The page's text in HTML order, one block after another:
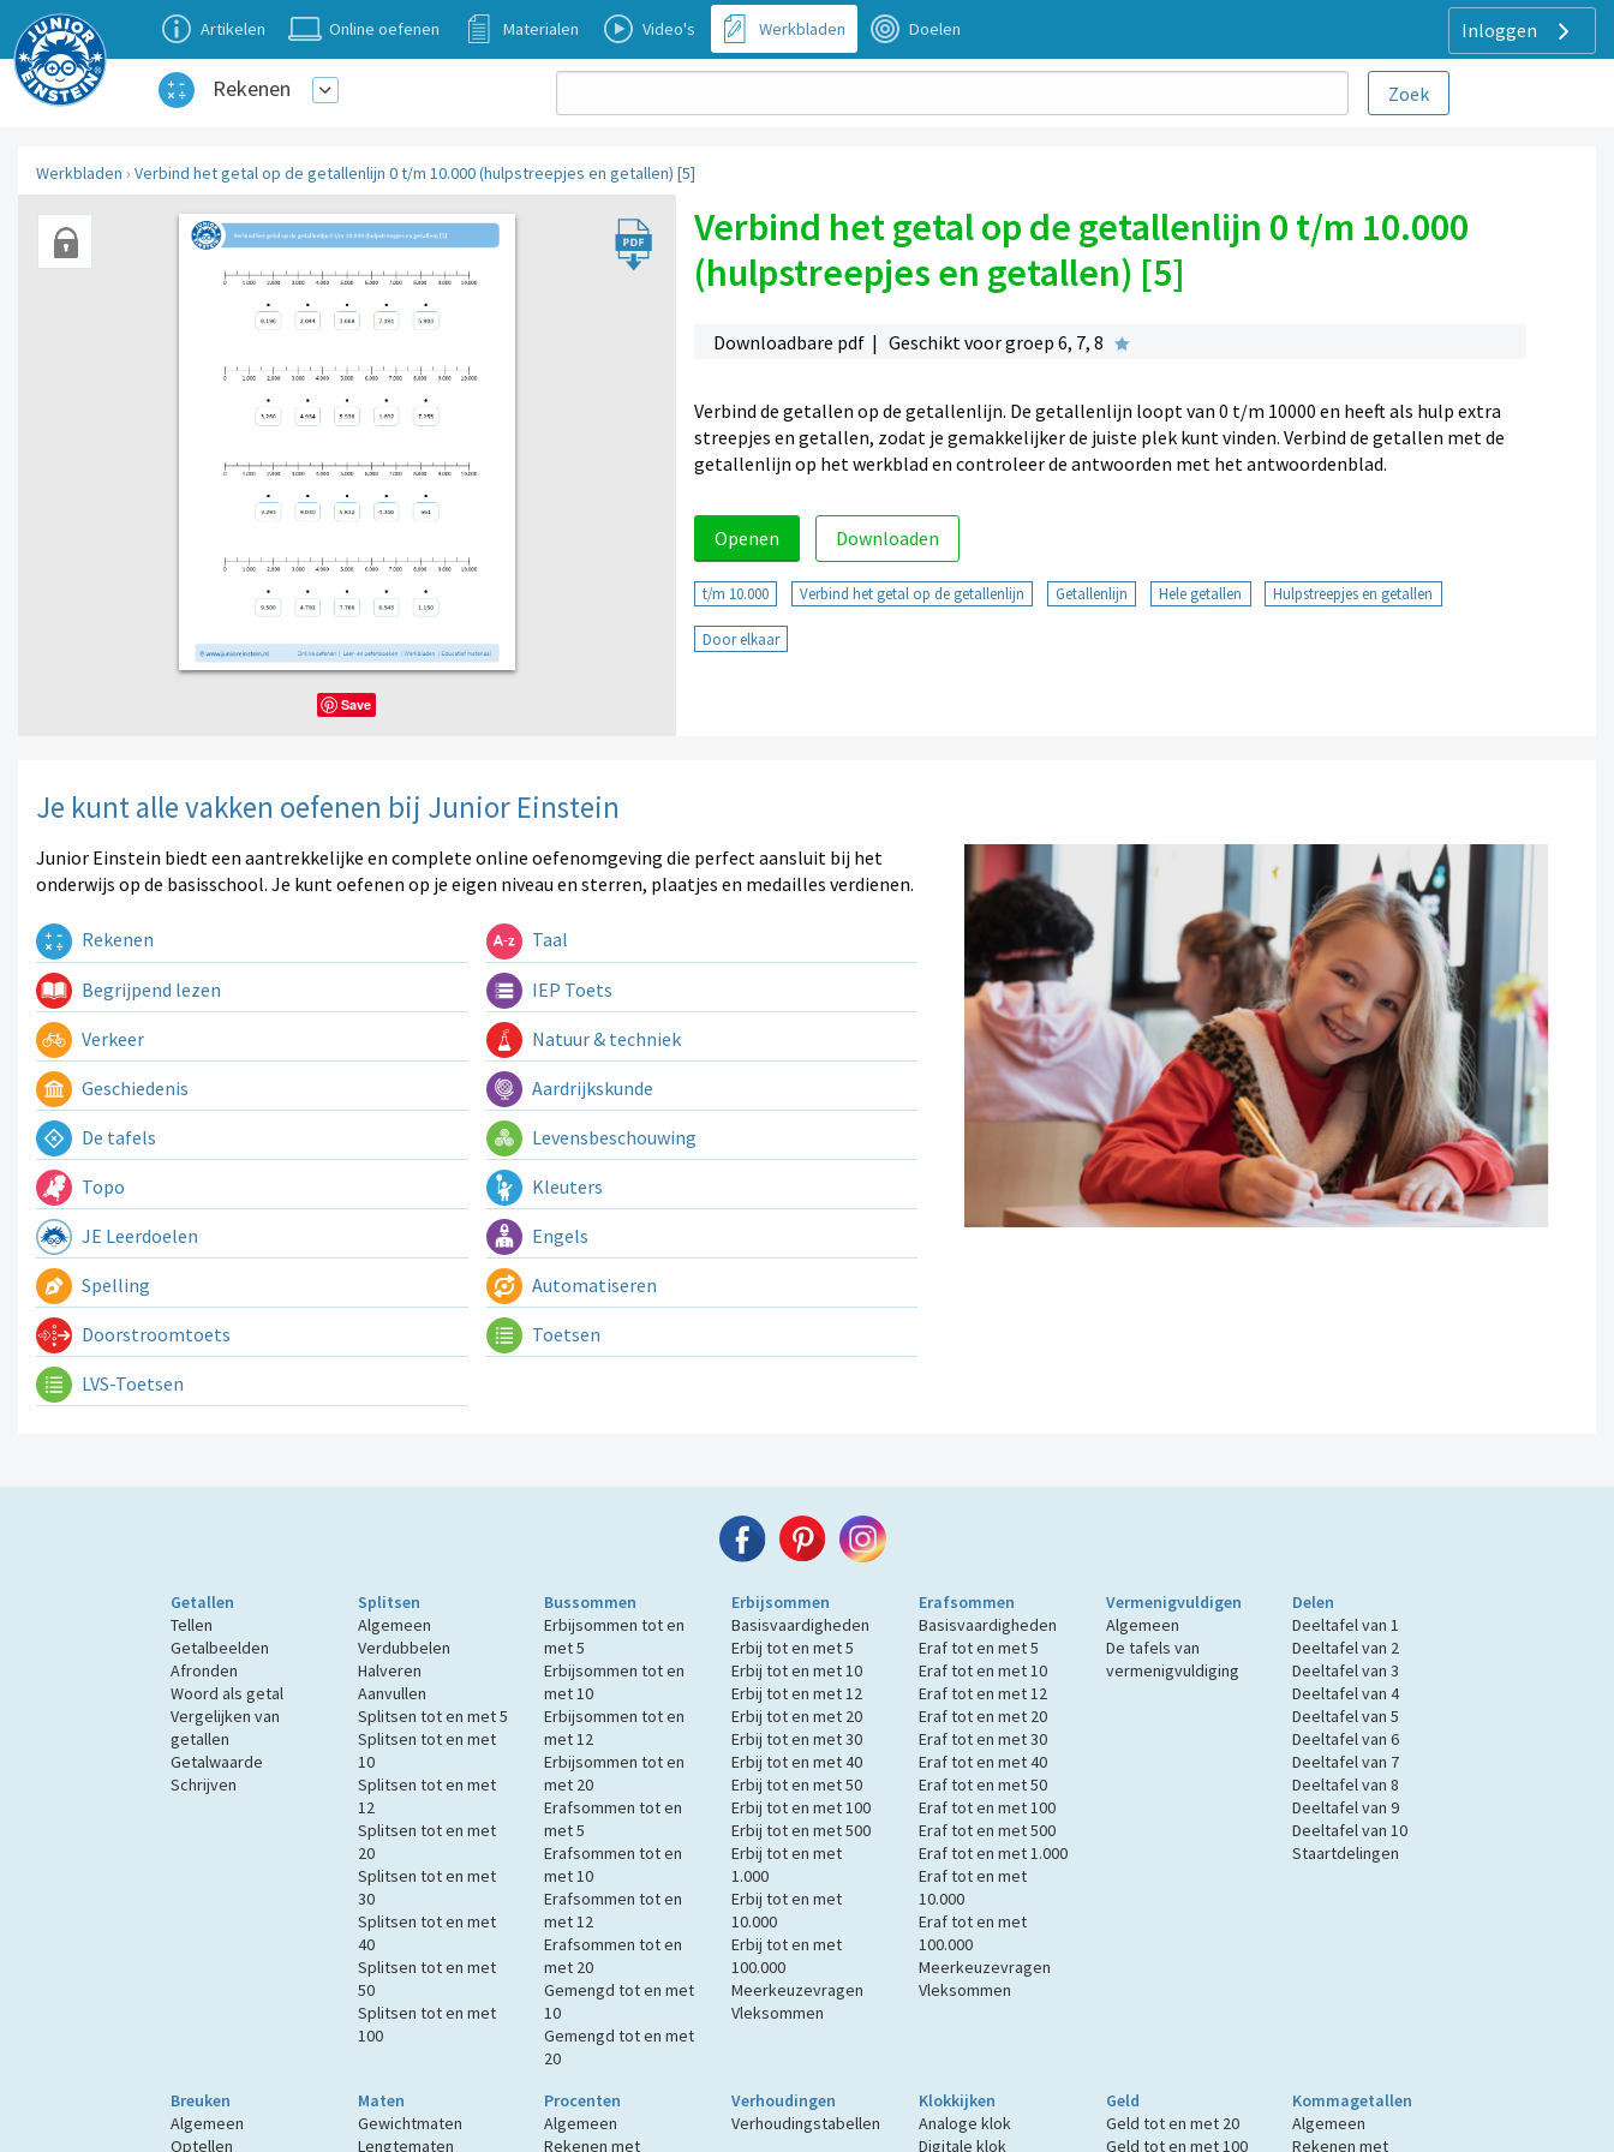
Inloggen
Artikelen Online oefenen Materialen Video's Werkbladen Doelen
Rekenen
Werkbladen › Verbind het getal op de getallenlijn 0 t/m 10.000 (hulpstreepjes en getallen) [5]
Verbind het getal op de getallenlijn 0 t/m 10.000
(hulpstreepjes en getallen) [5]
Downloadbare pdf | Geschikt voor groep 6, 7, 8
Verbind de getallen op de getallenlijn. De getallenlijn loopt van 0 t/m 10000 en heeft als hulp extra
streepjes en getallen, zodat je gemakkelijker de juiste plek kunt vinden. Verbind de getallen met de
getallenlijn op het werkblad en controleer de antwoorden met het antwoordenblad.
Openen Downloaden
t/m 10.000 Verbind het getal op de getallenlijn Getallenlijn Hele getallen Hulpstreepjes en getallen
Door elkaar
Save
Je kunt alle vakken oefenen bij Junior Einstein
Junior Einstein biedt een aantrekkelijke en complete online oefenomgeving die perfect aansluit bij het
onderwijs op de basisschool. Je kunt oefenen op je eigen niveau en sterren, plaatjes en medailles verdienen.
Rekenen Taal
Begrijpend lezen IEP Toets
Verkeer Natuur & techniek
Geschiedenis Aardrijkskunde
De tafels Levensbeschouwing
Topo Kleuters
JE Leerdoelen Engels
Spelling Automatiseren
Doorstroomtoets Toetsen
LVS-Toetsen
Getallen
Tellen
Getalbeelden
Afronden
Woord als getal
Vergelijken van
getallen
Getalwaarde
Schrijven
Splitsen
Algemeen
Verdubbelen
Halveren
Aanvullen
Splitsen tot en met 5
Splitsen tot en met
10
Splitsen tot en met
12
Splitsen tot en met
20
Splitsen tot en met
30
Splitsen tot en met
40
Splitsen tot en met
50
Splitsen tot en met
100
Bussommen
Erbijsommen tot en
met 5
Erbijsommen tot en
met 10
Erbijsommen tot en
met 12
Erbijsommen tot en
met 20
Erafsommen tot en
met 5
Erafsommen tot en
met 10
Erafsommen tot en
met 12
Erafsommen tot en
met 20
Gemengd tot en met
10
Gemengd tot en met
20
Erbijsommen
Basisvaardigheden
Erbij tot en met 5
Erbij tot en met 10
Erbij tot en met 12
Erbij tot en met 20
Erbij tot en met 30
Erbij tot en met 40
Erbij tot en met 50
Erbij tot en met 100
Erbij tot en met 500
Erbij tot en met
1.000
Erbij tot en met
10.000
Erbij tot en met
100.000
Meerkeuzevragen
Vleksommen
Erafsommen
Basisvaardigheden
Eraf tot en met 5
Eraf tot en met 10
Eraf tot en met 12
Eraf tot en met 20
Eraf tot en met 30
Eraf tot en met 40
Eraf tot en met 50
Eraf tot en met 100
Eraf tot en met 500
Eraf tot en met 1.000
Eraf tot en met
10.000
Eraf tot en met
100.000
Meerkeuzevragen
Vleksommen
Vermenigvuldigen
Algemeen
De tafels van
vermenigvuldiging
Delen
Deeltafel van 1
Deeltafel van 2
Deeltafel van 3
Deeltafel van 4
Deeltafel van 5
Deeltafel van 6
Deeltafel van 7
Deeltafel van 8
Deeltafel van 9
Deeltafel van 10
Staartdelingen
Breuken
Algemeen
Optellen
Maten
Gewichtmaten
Lengtematen
Procenten
Algemeen
Rekenen met
Verhoudingen
Verhoudingstabellen
Klokkijken
Analoge klok
Digitale klok
Geld
Geld tot en met 20
Geld tot en met 100
Kommagetallen
Algemeen
Rekenen met